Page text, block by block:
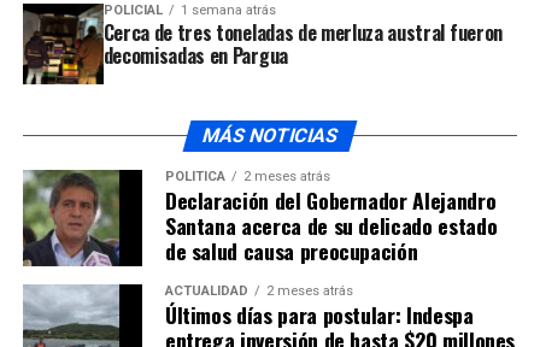
POLICIAL 1 semana atrás
Cerca de tres toneladas de merluza austral fueron
decomisadas en Pargua
MÁS NOTICIAS
POLÍTICA 2 meses atrás
Declaración del Gobernador Alejandro
Santana acerca de su delicado estado
de salud causa preocupación
ACTUALIDAD 2 meses atrás
Últimos días para postular: Indespa
entrega inversión de hasta $20 millones